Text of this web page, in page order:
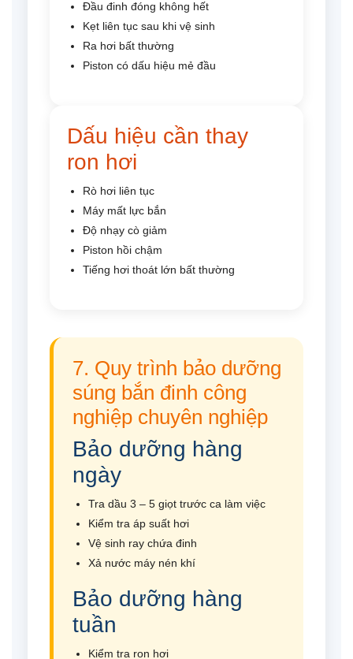
Đầu đinh đóng không hết
Kẹt liên tục sau khi vệ sinh
Ra hơi bất thường
Piston có dấu hiệu mẻ đầu
Dấu hiệu cần thay
ron hơi
Rò hơi liên tục
Máy mất lực bắn
Độ nhạy cò giảm
Piston hồi chậm
Tiếng hơi thoát lớn bất thường
7. Quy trình bảo dưỡng
súng bắn đinh công
nghiệp chuyên nghiệp
Bảo dưỡng hàng
ngày
Tra dầu 3 – 5 giọt trước ca làm việc
Kiểm tra áp suất hơi
Vệ sinh ray chứa đinh
Xả nước máy nén khí
Bảo dưỡng hàng
tuần
Kiểm tra ron hơi